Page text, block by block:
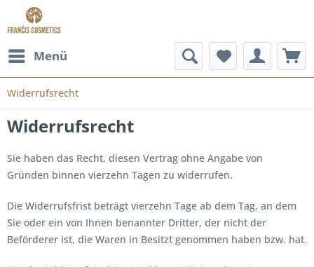
Menü
Widerrufsrecht
Widerrufsrecht
Sie haben das Recht, diesen Vertrag ohne Angabe von
Gründen binnen vierzehn Tagen zu widerrufen.
Die Widerrufsfrist beträgt vierzehn Tage ab dem Tag, an dem
Sie oder ein von Ihnen benannter Dritter, der nicht der
Beförderer ist, die Waren in Besitzt genommen haben bzw. hat.